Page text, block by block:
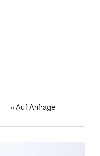
Auf Anfrage